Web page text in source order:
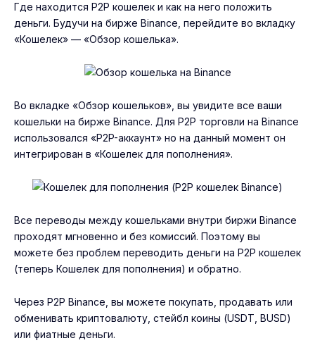
Где находится P2P кошелек и как на него положить
деньги. Будучи на бирже Binance, перейдите во вкладку
«Кошелек» — «Обзор кошелька».
Во вкладке «Обзор кошельков», вы увидите все ваши
кошельки на бирже Binance. Для P2P торговли на Binance
использовался «P2P-аккаунт» но на данный момент он
интегрирован в «Кошелек для пополнения».
Все переводы между кошельками внутри биржи Binance
проходят мгновенно и без комиссий. Поэтому вы
можете без проблем переводить деньги на P2P кошелек
(теперь Кошелек для пополнения) и обратно.
Через P2P Binance, вы можете покупать, продавать или
обменивать криптовалюту, стейбл коины (USDT, BUSD)
или фиатные деньги.